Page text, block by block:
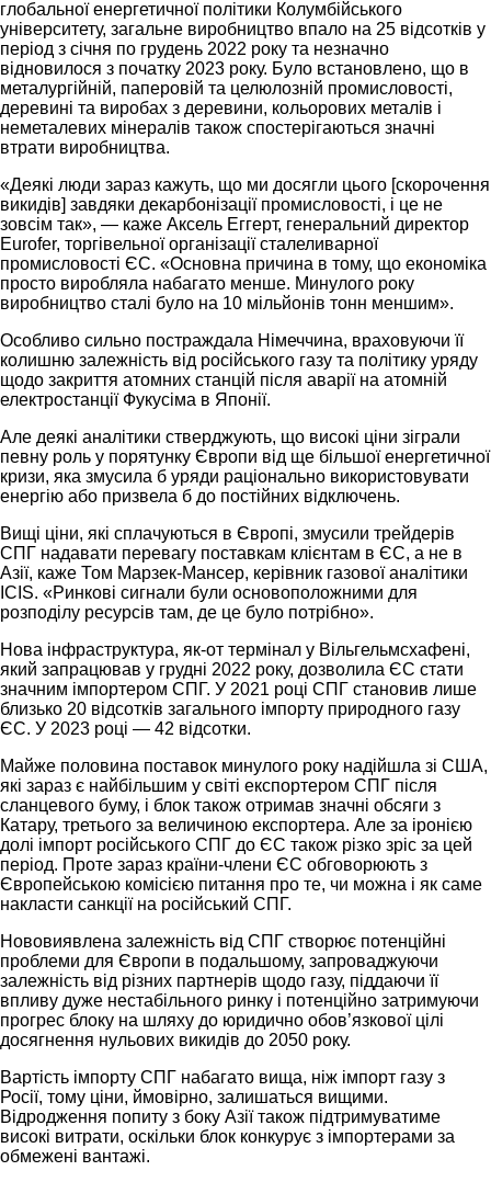
глобальної енергетичної політики Колумбійського
університету, загальне виробництво впало на 25 відсотків у
період з січня по грудень 2022 року та незначно
відновилося з початку 2023 року. Було встановлено, що в
металургійній, паперовій та целюлозній промисловості,
деревині та виробах з деревини, кольорових металів і
неметалевих мінералів також спостерігаються значні
втрати виробництва.
«Деякі люди зараз кажуть, що ми досягли цього [скорочення
викидів] завдяки декарбонізації промисловості, і це не
зовсім так», — каже Аксель Еггерт, генеральний директор
Eurofer, торгівельної організації сталеливарної
промисловості ЄС. «Основна причина в тому, що економіка
просто виробляла набагато менше. Минулого року
виробництво сталі було на 10 мільйонів тонн меншим».
Особливо сильно постраждала Німеччина, враховуючи її
колишню залежність від російського газу та політику уряду
щодо закриття атомних станцій після аварії на атомній
електростанції Фукусіма в Японії.
Але деякі аналітики стверджують, що високі ціни зіграли
певну роль у порятунку Європи від ще більшої енергетичної
кризи, яка змусила б уряди раціонально використовувати
енергію або призвела б до постійних відключень.
Вищі ціни, які сплачуються в Європі, змусили трейдерів
СПГ надавати перевагу поставкам клієнтам в ЄС, а не в
Азії, каже Том Марзек-Мансер, керівник газової аналітики
ICIS. «Ринкові сигнали були основоположними для
розподілу ресурсів там, де це було потрібно».
Нова інфраструктура, як-от термінал у Вільгельмсхафені,
який запрацював у грудні 2022 року, дозволила ЄС стати
значним імпортером СПГ. У 2021 році СПГ становив лише
близько 20 відсотків загального імпорту природного газу
ЄС. У 2023 році — 42 відсотки.
Майже половина поставок минулого року надійшла зі США,
які зараз є найбільшим у світі експортером СПГ після
сланцевого буму, і блок також отримав значні обсяги з
Катару, третього за величиною експортера. Але за іронією
долі імпорт російського СПГ до ЄС також різко зріс за цей
період. Проте зараз країни-члени ЄС обговорюють з
Європейською комісією питання про те, чи можна і як саме
накласти санкції на російський СПГ.
Нововиявлена залежність від СПГ створює потенційні
проблеми для Європи в подальшому, запроваджуючи
залежність від різних партнерів щодо газу, піддаючи її
впливу дуже нестабільного ринку і потенційно затримуючи
прогрес блоку на шляху до юридично обов’язкової цілі
досягнення нульових викидів до 2050 року.
Вартість імпорту СПГ набагато вища, ніж імпорт газу з
Росії, тому ціни, ймовірно, залишаться вищими.
Відродження попиту з боку Азії також підтримуватиме
високі витрати, оскільки блок конкурує з імпортерами за
обмежені вантажі.